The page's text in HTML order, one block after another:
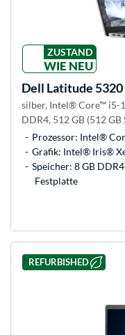
ZUSTAND
WIE NEU
Dell Latitude
silber, Intel® Core™ i5-
DDR4, 512 GB (512
Prozessor: Intel®
Grafik: Intel® Iris®
Speicher: 8 GB
Festplatte
REFURBISHED